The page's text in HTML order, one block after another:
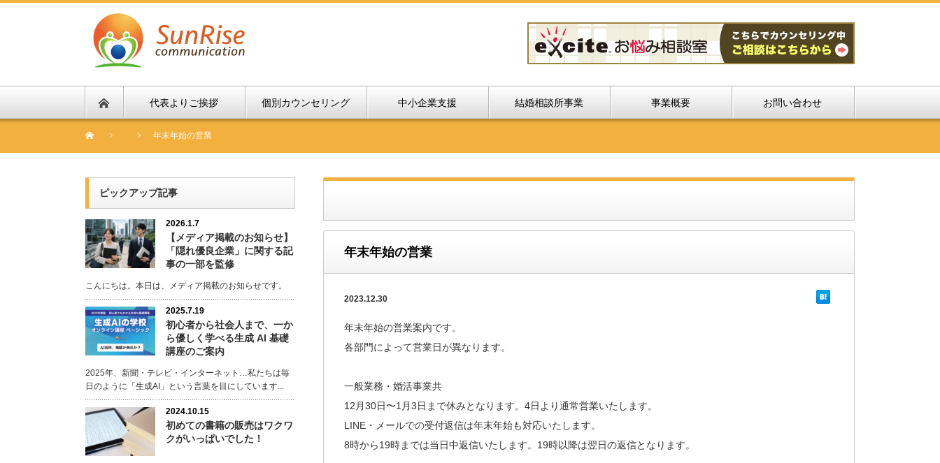
代表よりご挨拶 個別カウンセリング 中小企業支援 結婚相談所事業 事業概要 お問い合わせ
年末年始の営業
年末年始の営業
2023.12.30
年末年始の営業案内です。
各部門によって営業日が異なります。
一般業務・婚活事業共
12月30日〜1月3日まで休みとなります。4日より通常営業いたします。
LINE・メールでの受付返信は年末年始も対応いたします。
8時から19時までは当日中返信いたします。19時以降は翌日の返信となります。
ピックアップ記事
2026.1.7
【メディア掲載のお知らせ】
「隠れ優良企業」に関する記
事の一部を監修
こんにちは。本日は、メディア掲載のお知らせです。
2025.7.19
初心者から社会人まで、一か
ら優しく学べる生成 AI 基礎
講座のご案内
2025年、新聞・テレビ・インターネット…私たちは毎
日のように「生成AI」という言葉を目にしています...
2024.10.15
初めての書籍の販売はワクワ
クがいっぱいでした！